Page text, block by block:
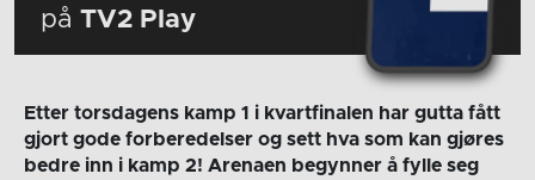
på TV2 Play
Etter torsdagens kamp 1 i kvartfinalen har gutta fått
gjort gode forberedelser og sett hva som kan gjøres
bedre inn i kamp 2! Arenaen begynner å fylle seg